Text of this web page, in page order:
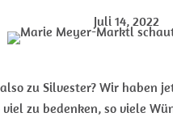
Juli 14, 2022
zu Silvester? Wir haben
viel zu bedenken, so viele